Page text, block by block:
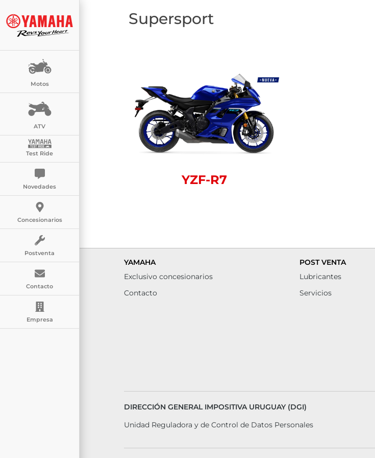
Motos
ATV
Test Ride
Novedades
Concesionarios
Postventa
Contacto
Empresa
Supersport
YZF-R7
YAMAHA
Exclusivo concesionarios
Contacto
POST VENTA
Lubricantes
Servicios
DIRECCIÓN GENERAL IMPOSITIVA URUGUAY (DGI)
Unidad Reguladora y de Control de Datos Personales